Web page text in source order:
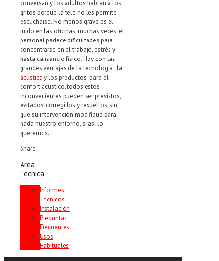
conversan y los adultos hablan a los
gritos porque la tele no les permite
escucharse. No menos grave es el
ruido en las oficinas: muchas veces, el
personal padece dificultades para
concentrarse en el trabajo, estrés y
hasta cansancio físico. Hoy con las
grandes ventajas de la tecnología , la
acústica y los productos para el
confort acustico, todos estos
inconvenientes pueden ser previstos,
evitados, corregidos y resueltos, sin
que su intervención modifique para
nada nuestro entorno, si así lo
queremos.
Share
Área
Técnica
Informes
Técnicos
Instalación
Preguntas
Frecuentes
Usos
Habituales